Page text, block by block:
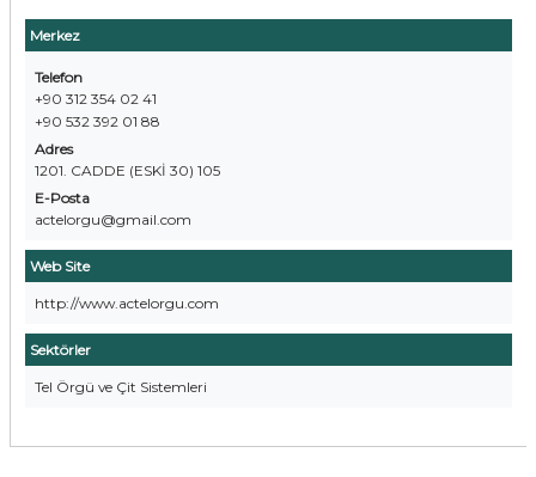
Merkez
Telefon
+90 312 354 02 41
+90 532 392 01 88
Adres
1201. CADDE (ESKİ 30) 105
E-Posta
actelorgu@gmail.com
Web Site
http://www.actelorgu.com
Sektörler
Tel Örgü ve Çit Sistemleri